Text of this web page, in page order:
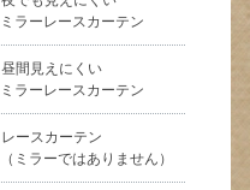
ミラーレースカーテン
昼間見えにくい
ミラーレースカーテン
レースカーテン
（ミラーではありません）